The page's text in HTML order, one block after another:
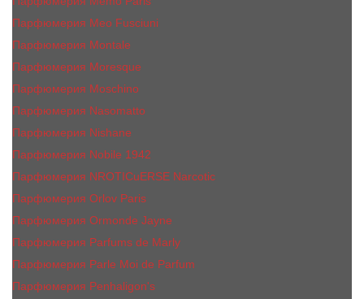
Парфюмерия Meo Fusciuni
Парфюмерия Montale
Парфюмерия Moresque
Парфюмерия Moschino
Парфюмерия Nasomatto
Парфюмерия Nishane
Парфюмерия Nobile 1942
Парфюмерия NROTICuERSE Narcotic
Парфюмерия Orlov Paris
Парфюмерия Ormonde Jayne
Парфюмерия Parfums de Marly
Парфюмерия Parle Moi de Parfum
Парфюмерия Penhaligon's